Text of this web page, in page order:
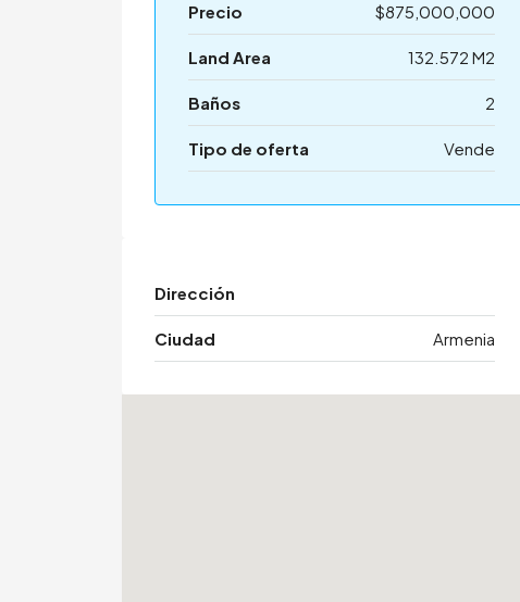
Precio $875,000,000
Land Area 132.572 M2
Baños 2
Tipo de oferta Vende
Dirección
Ciudad Armenia